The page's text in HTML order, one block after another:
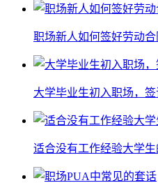
职场新人如何签好劳动合
大学毕业生初入职场，
适合没有工作经验大学生